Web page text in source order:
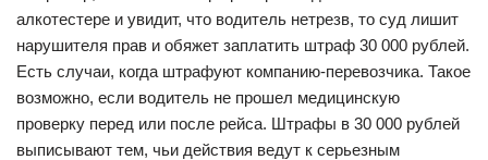
алкотестере и увидит, что водитель нетрезв, то суд лишит
нарушителя прав и обяжет заплатить штраф 30 000 рублей.
Есть случаи, когда штрафуют компанию-перевозчика. Такое
возможно, если водитель не прошел медицинскую
проверку перед или после рейса. Штрафы в 30 000 рублей
выписывают тем, чьи действия ведут к серьезным